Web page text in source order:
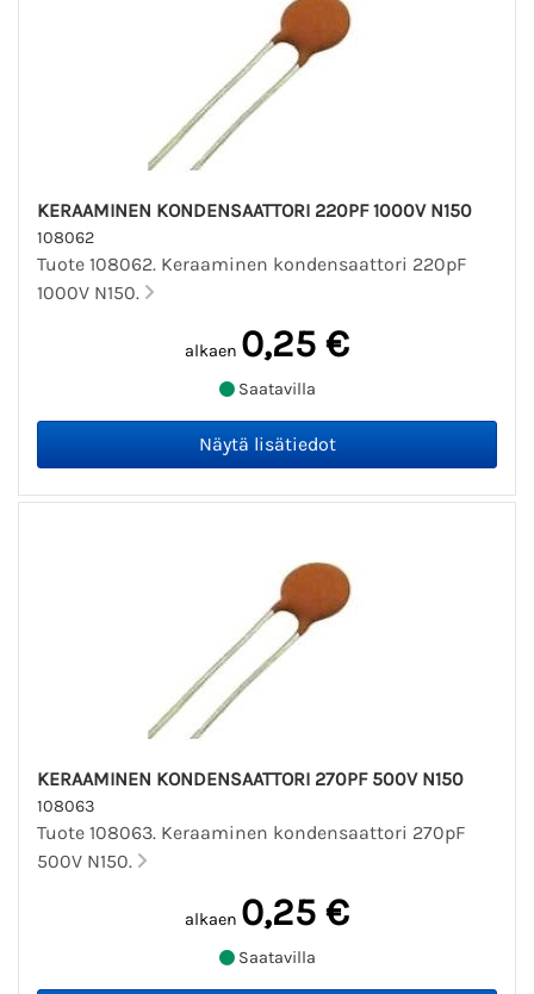
KERAAMINEN KONDENSAATTORI 220PF 1000V N150
108062
Tuote 108062. Keraaminen kondensaattori 220pF
1000V N150.
alkaen 0,25 €
Saatavilla
KERAAMINEN KONDENSAATTORI 270PF 500V N150
108063
Tuote 108063. Keraaminen kondensaattori 270pF
500V N150.
alkaen 0,25 €
Saatavilla